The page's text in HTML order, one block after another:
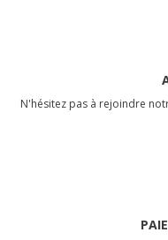
N'hésitez pas à rejoindre